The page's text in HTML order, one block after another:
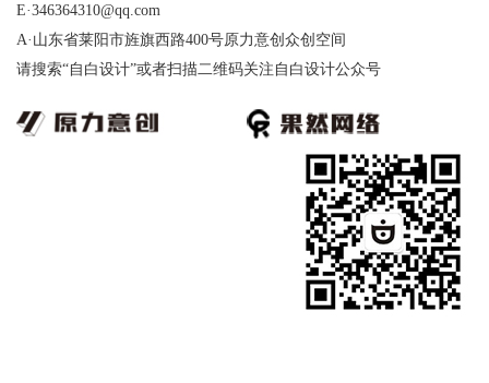
E·346364310@qq.com
A·山东省莱阳市旌旗西路400号原力意创众创空间
请搜索“自白设计”或者扫描二维码关注自白设计公众号